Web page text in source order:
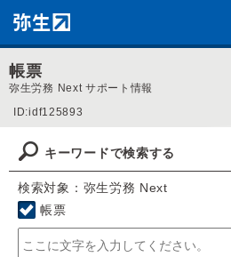
帳票
弥生労務 Next サポート情報
ID:idf125893
キーワードで検索する
検索対象：弥生労務 Next
帳票